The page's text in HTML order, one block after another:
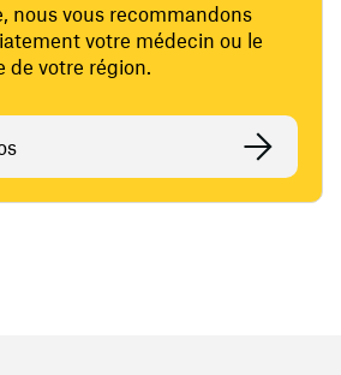
nous vous recommandons
votre médecin ou le
de votre région.